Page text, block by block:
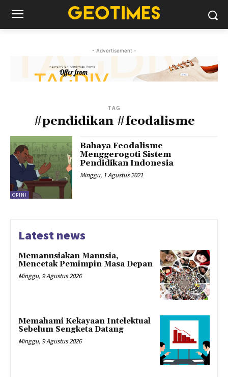
- Advertisement -
TAG
#pendidikan #feodalisme
OPINI
Bahaya Feodalisme
Menggerogoti Sistem
Pendidikan Indonesia
Minggu, 1 Agustus 2021
Latest news
Memanusiakan Manusia,
Mencetak Pemimpin Masa Depan
Minggu, 9 Agustus 2026
Memahami Kekayaan Intelektual
Sebelum Sengketa Datang
Minggu, 9 Agustus 2026